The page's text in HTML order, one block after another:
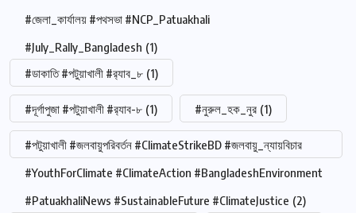
#জেলা_কার্যালয় #পথসভা #NCP_Patuakhali
#July_Rally_Bangladesh (1)
#ডাকাতি #পটুয়াখালী #র‍্যাব_৮ (1)
#দূর্গাপুজা #পটুয়াখালী #র‍্যাব-৮ (1) #নুরুল_হক_নুর (1)
#পটুয়াখালী #জলবায়ুপরিবর্তন #ClimateStrikeBD #জলবায়ু_ন্যায়বিচার
#YouthForClimate #ClimateAction #BangladeshEnvironment
#PatuakhaliNews #SustainableFuture #ClimateJustice (2)